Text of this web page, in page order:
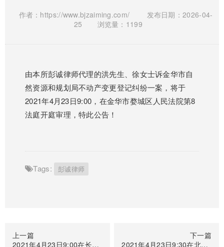
作者：https://www.bjzaiming.com/
发布日期：2026-04-
25
浏览量：1199
由本所彭诚律师代理的洪先生、徐女士诉金华市自
然资源和规划局不动产变更登记纠纷一案，将于
2021年4月23日9:00，在金华市婺城区人民法院第8
法庭开庭审理，特此公告！
Tags: 彭诚律师
上一篇
2021年4月23日9:00在长春市中级人民法院第34号法庭开庭
下一篇
2021年4月23日9:30在北京市第三中级人民法院线上开庭